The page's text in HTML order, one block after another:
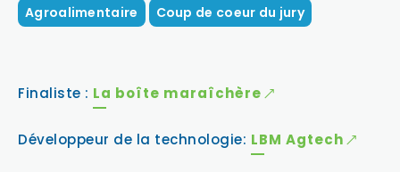
Agroalimentaire Coup de coeur du jury
Finaliste : La boîte maraîchère
Développeur de la technologie: LBM Agtech